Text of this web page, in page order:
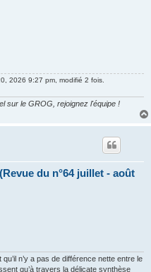
2026 9:27 pm, modifié 2 fois.
sur le GROG, rejoignez l'équipe !
du n°64 juillet - août
n’y a pas de différence nette entre le
qu’à travers la délicate synthèse